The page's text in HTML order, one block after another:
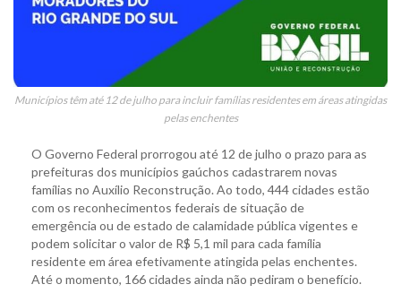
Municípios têm até 12 de julho para incluir famílias residentes em áreas atingidas
pelas enchentes
O Governo Federal prorrogou até 12 de julho o prazo para as
prefeituras dos municípios gaúchos cadastrarem novas
famílias no Auxílio Reconstrução. Ao todo, 444 cidades estão
com os reconhecimentos federais de situação de
emergência ou de estado de calamidade pública vigentes e
podem solicitar o valor de R$ 5,1 mil para cada família
residente em área efetivamente atingida pelas enchentes.
Até o momento, 166 cidades ainda não pediram o benefício.